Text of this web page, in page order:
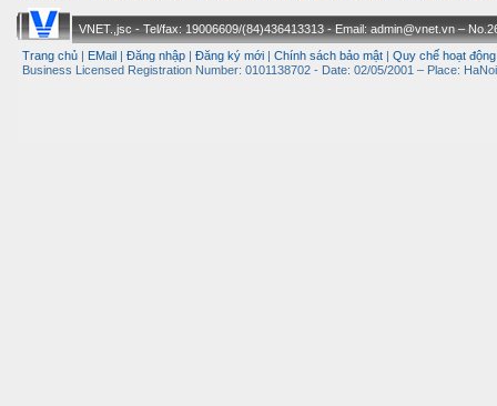
VNET.,jsc - Tel/fax: 19006609/(84)436413313 - Email: admin@vnet.vn –
Trang chủ
EMail Đăng nhập Đăng ký mới Chính sách bảo mật Quy chế hoạt động
Business Licensed Registration Number: 0101138702 - Date: 02/05/2001 – Place: